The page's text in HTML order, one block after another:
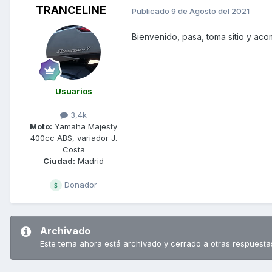
TRANCELINE
Usuarios
3,4k
Moto: Yamaha Majesty
400cc ABS, variador J.
Costa
Ciudad: Madrid
Donador
Publicado 9 de Agosto del 2021
Bienvenido, pasa, toma sitio y
Archivado
Este tema ahora está archivado y cerrado a otras